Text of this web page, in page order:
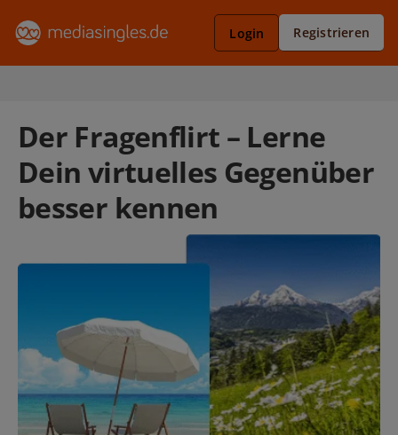
Login Registrieren
Der Fragenflirt – Lerne
Dein virtuelles Gegenüber
besser kennen